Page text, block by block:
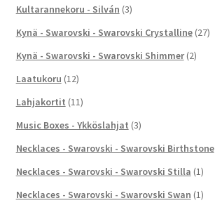
Kultarannekoru - Silván (3)
Kynä - Swarovski - Swarovski Crystalline (27)
Kynä - Swarovski - Swarovski Shimmer (2)
Laatukoru (12)
Lahjakortit (11)
Music Boxes - Ykköslahjat (3)
Necklaces - Swarovski - Swarovski Birthstone
Necklaces - Swarovski - Swarovski Stilla (1)
Necklaces - Swarovski - Swarovski Swan (1)